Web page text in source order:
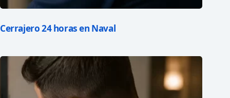
Cerrajero 24 horas en Naval